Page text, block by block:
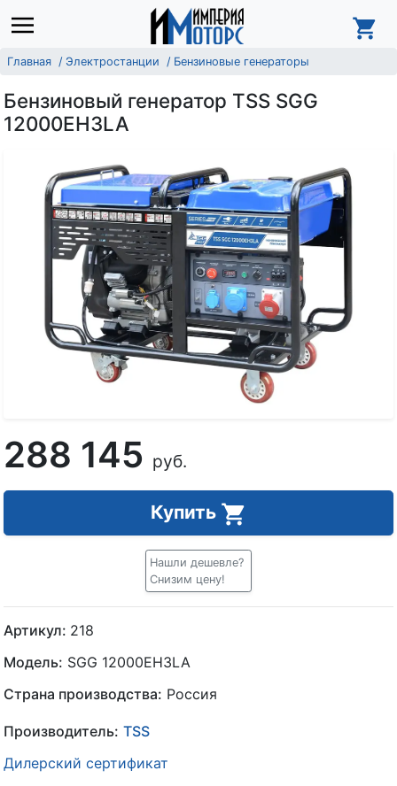
Главная Электростанции Бензиновые генераторы
Бензиновый генератор TSS SGG
12000EH3LA
288 145 руб.
Купить
Нашли дешевле?
Снизим цену!
Артикул: 218
Модель: SGG 12000EH3LA
Страна производства: Россия
Производитель: TSS
Дилерский сертификат